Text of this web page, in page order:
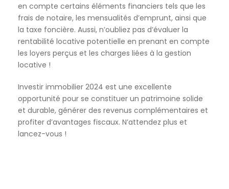
en compte certains éléments financiers tels que les
frais de notaire, les mensualités d’emprunt, ainsi que
la taxe foncière. Aussi, n’oubliez pas d’évaluer la
rentabilité locative potentielle en prenant en compte
les loyers perçus et les charges liées à la gestion
locative !
Investir immobilier 2024 est une excellente
opportunité pour se constituer un patrimoine solide
et durable, générer des revenus complémentaires et
profiter d’avantages fiscaux. N’attendez plus et
lancez-vous !